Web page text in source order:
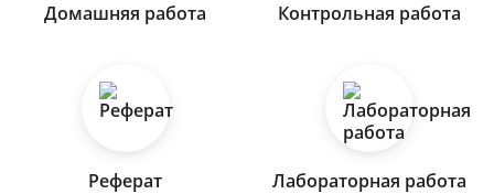
Домашняя работа Контрольная работа
Реферат Лабораторная работа